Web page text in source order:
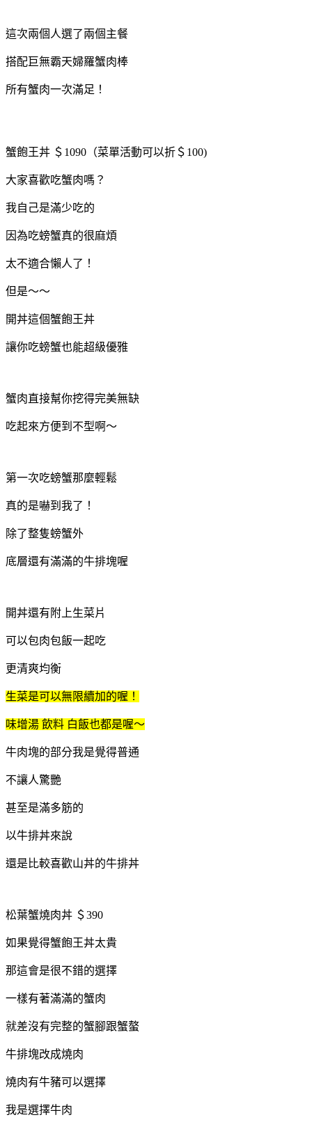
這次兩個人選了兩個主餐
搭配巨無霸天婦羅蟹肉棒
所有蟹肉一次滿足！
蟹飽王丼 ＄1090（菜單活動可以折＄100)
大家喜歡吃蟹肉嗎？
我自己是滿少吃的
因為吃螃蟹真的很麻煩
太不適合懶人了！
但是～～
開丼這個蟹飽王丼
讓你吃螃蟹也能超級優雅
蟹肉直接幫你挖得完美無缺
吃起來方便到不型啊～
第一次吃螃蟹那麼輕鬆
真的是嚇到我了！
除了整隻螃蟹外
底層還有滿滿的牛排塊喔
開丼還有附上生菜片
可以包肉包飯一起吃
更清爽均衡
生菜是可以無限續加的喔！
味增湯 飲料 白飯也都是喔～
牛肉塊的部分我是覺得普通
不讓人驚艷
甚至是滿多筋的
以牛排丼來說
還是比較喜歡山丼的牛排丼
松葉蟹燒肉丼 ＄390
如果覺得蟹飽王丼太貴
那這會是很不錯的選擇
一樣有著滿滿的蟹肉
就差沒有完整的蟹腳跟蟹螯
牛排塊改成燒肉
燒肉有牛豬可以選擇
我是選擇牛肉